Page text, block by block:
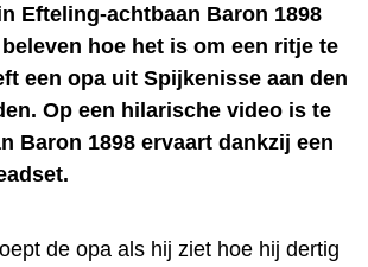
Efteling-achtbaan Baron 1898
hoe het is om een ritje te
een opa uit Spijkenisse aan den
Op een hilarische video is te
Baron 1898 ervaart dankzij een
de opa als hij ziet hoe hij dertig